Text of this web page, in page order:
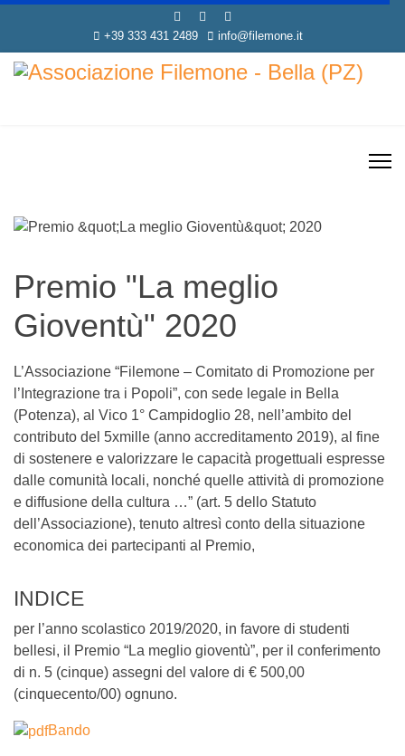
+39 333 431 2489 info@filemone.it
Premio "La meglio
Gioventù" 2020
L’Associazione “Filemone – Comitato di Promozione per
l’Integrazione tra i Popoli”, con sede legale in Bella
(Potenza), al Vico 1° Campidoglio 28, nell’ambito del
contributo del 5xmille (anno accreditamento 2019), al fine
di sostenere e valorizzare le capacità progettuali espresse
dalle comunità locali, nonché quelle attività di promozione
e diffusione della cultura …” (art. 5 dello Statuto
dell’Associazione), tenuto altresì conto della situazione
economica dei partecipanti al Premio,
INDICE
per l’anno scolastico 2019/2020, in favore di studenti
bellesi, il Premio “La meglio gioventù”, per il conferimento
di n. 5 (cinque) assegni del valore di € 500,00
(cinquecento/00) ognuno.
Bando